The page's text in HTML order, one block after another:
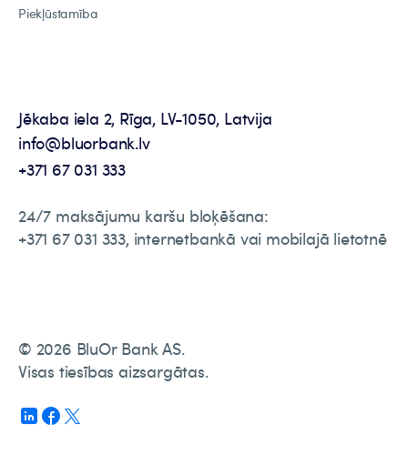
Piekļūstamība
Jēkaba iela 2, Rīga, LV-1050, Latvija
info@bluorbank.lv
+371 67 031 333
24/7 maksājumu karšu bloķēšana:
+371 67 031 333, internetbankā vai mobilajā lietotnē
© 2026 BluOr Bank AS.
Visas tiesības aizsargātas.